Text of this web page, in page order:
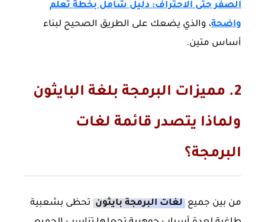
الصفر حتى الاحتراف: دليل شامل بخطة تعلم
واضحة، والذي يضعك على الطريق الصحيح لبناء
أساس متين.
2. مميزات البرمجة بلغة البايثون
ولماذا يتصدر قائمة لغات
البرمجة؟
من بين جميع لغات البرمجة بايثون تحظى بشعبية